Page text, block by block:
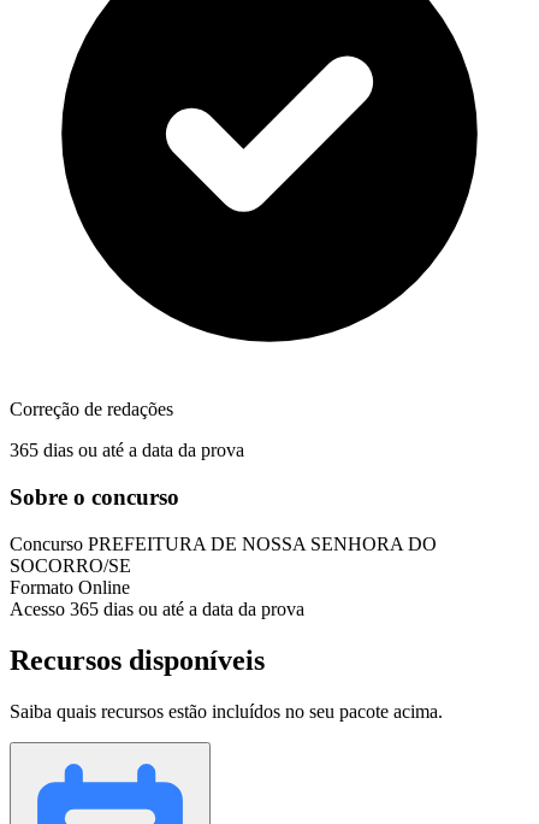
Correção de redações
365 dias ou até a data da prova
Sobre o concurso
Concurso PREFEITURA DE NOSSA SENHORA DO
SOCORRO/SE
Formato Online
Acesso 365 dias ou até a data da prova
Recursos disponíveis
Saiba quais recursos estão incluídos no seu pacote acima.